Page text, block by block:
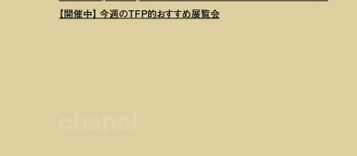
【開催中】 今週のTFP的おすすめ展覧会